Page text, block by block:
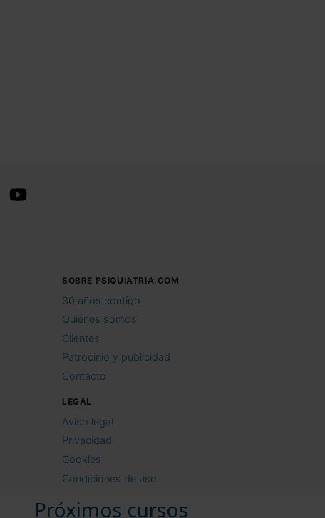
Próximos cursos
SOBRE PSIQUIATRIA.COM
30 años contigo
Quiénes somos
Clientes
Patrocinio y publicidad
Contacto
LEGAL
Aviso legal
Privacidad
Cookies
Condiciones de uso